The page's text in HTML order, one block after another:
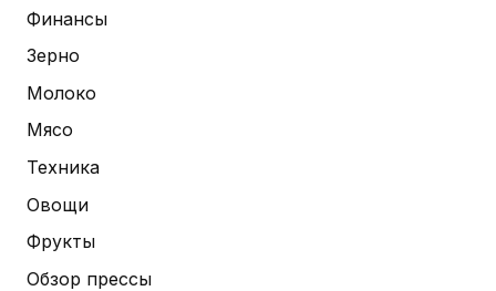
Финансы
Зерно
Молоко
Мясо
Техника
Овощи
Фрукты
Обзор прессы